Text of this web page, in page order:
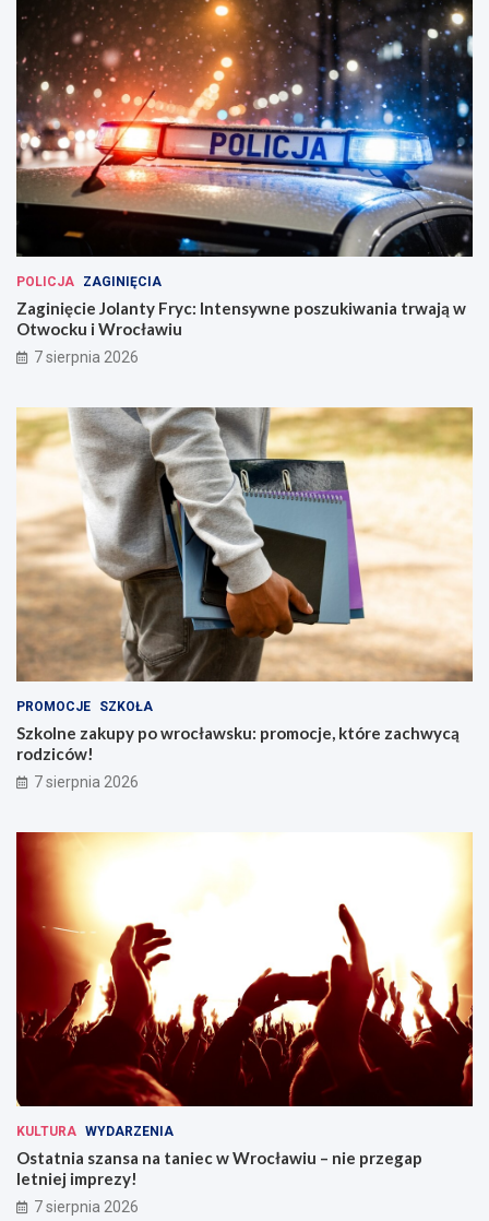
POLICJA ZAGINIĘCIA
Zaginięcie Jolanty Fryc: Intensywne poszukiwania trwają w
Otwocku i Wrocławiu
7 sierpnia 2026
PROMOCJE SZKOŁA
Szkolne zakupy po wrocławsku: promocje, które zachwycą
rodziców!
7 sierpnia 2026
KULTURA WYDARZENIA
Ostatnia szansa na taniec w Wrocławiu – nie przegap
letniej imprezy!
7 sierpnia 2026